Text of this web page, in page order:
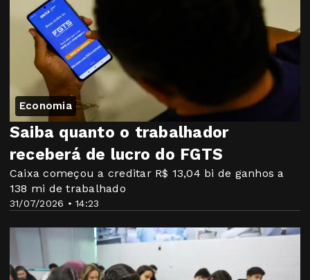
Economia
31/07/2026 • 14:23
Saiba quanto o trabalhador
receberá de lucro do FGTS
Caixa começou a creditar R$ 13,04 bi de ganhos a
138 mi de trabalhado